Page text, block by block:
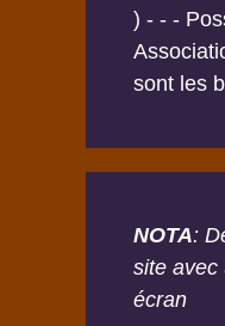
) - - -
sont les
NOTA:
site avec
écran